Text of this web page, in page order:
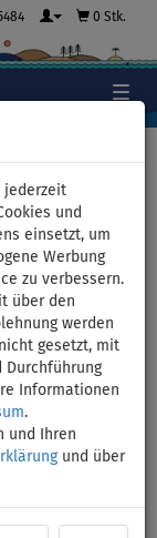
jederzeit
und
einsetzt, um
Werbung
zu verbessern.
über den
werden
gesetzt, mit
Durchführung
Informationen
.
und Ihren
und über
0 Stk.